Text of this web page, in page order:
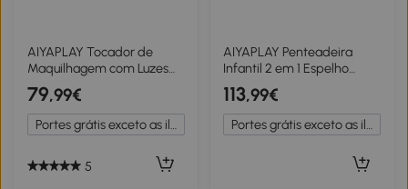
AIYAPLAY Tocador de
Maquilhagem com Luzes
LED de 3 Cores Banco
Espelho 2 Gavetas 2 Caixas
de Armazenamento
60x30x99,3 cm Branco
79,99€
Portes grátis exceto as ilhas
5
AIYAPLAY Penteadeira
Infantil 2 em 1 Espelho
Triplo e LEDs
93,6x48,5x111,5 cm Branco
113,99€
Portes grátis exceto as ilhas